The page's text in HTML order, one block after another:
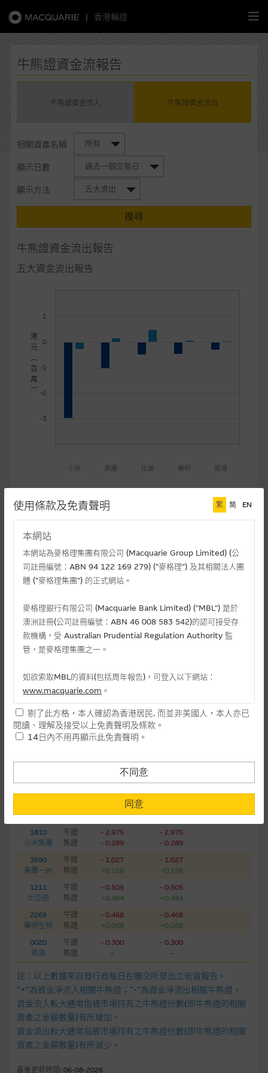
| 香港輪證
認股證
選股攻略
麥格理投資教室
牛熊證資金流報告
牛熊證資金流入 牛熊證資金流出
相關資產名稱 所有
顯示日數 過去一個交易日
顯示方法 五大流出
搜尋
牛熊證資金流出報告
五大資金流出報告
小米 美團 比迪 藥明 商湯
-3
-2
-1
0
1
港
元
︵
百
萬
︶
五大資金流出百分比
小米集團
美團－Ｗ
藥明生物
其他
相關資產 種類
資金流出總和
(百萬港元)
06-08-2026
麥格理輪證
1810
小米集團
牛證
熊證
- 2.975
- 0.289
- 2.975
- 0.289
3690
美團－Ｗ
牛證
熊證
- 1.027
+0.156
- 1.027
+0.156
1211
比亞迪
牛證
熊證
- 0.505
+0.484
- 0.505
+0.484
2269
藥明生物
牛證
熊證
- 0.468
+0.068
- 0.468
+0.068
0020
商湯
牛證
熊證
- 0.300
-
- 0.300
-
註：以上數據來自發行商每日在聯交所發出之街貨報告。
"+"為資金淨流入相關牛熊證；"-"為資金淨流出相關牛熊證。
資金流入較大通常指被市場持有之牛熊證份數(即牛熊證的相關
資產之金額數量)有所增加。
資金流出較大通常指被市場持有之牛熊證份數(即牛熊證的相關
資產之金額數量)有所減少。
最後更新時間: 06-08-2026
使用條款及免責聲明 繁 简 EN
本網站
本網站為麥格理集團有限公司 (Macquarie Group Limited) (公
司註冊編號：ABN 94 122 169 279) (”麥格理”) 及其相關法人團
體 (”麥格理集團”) 的正式網站。
麥格理銀行有限公司 (Macquarie Bank Limited) ("MBL") 是於
澳洲註冊(公司註冊編號：ABN 46 008 583 542)的認可接受存
款機構，受 Australian Prudential Regulation Authority 監
管，是麥格理集團之一。
如欲索取MBL的資料(包括周年報告)，可登入以下網站：
www.macquarie.com 。
本網站所載資料會隨時更改，而不作另行通知，如閣下欲取麥格
理的資料，可直接聯絡本集團職員。
民使用，並不提供或發售予美國人。本網站內容無意要約或唆使
閣下購買證券、基金單位或其他投資工具(不論在參考條款上或在
其他地方)，但清楚表明上述意圖的個別段落則屬例外。
提供網站內容的基準 – 使用時請考慮個人風險
網站內容來自我們在所示日期時認為可靠之來源，且均以真誠提
供。惟麥格理集團並無核實所有網站內容，故就閣下的目的而
言，網站內容可能未必完整或準確。麥格理集團不會，亦沒有義
務更新網站內容，或修正任何其後變為明顯失實之地方。網站內
容所載的意見、預測及其他資料可予更改或刪除，而毋須作出通
知。
任何指示價格報價、公開資料或分析是基於我們相信的假設及參
數而預備的，不構成我們提出的意見。所用假設及參數並非唯一
為準確、完整或合理。我們不作陳述，亦不保證任何所示的指示
表現或回報將來會實現。過去業績並不保證將來表現。網站內容
來自我們在所示日期時認為可靠之來源，且均以真誠提供，然
而，麥格理集團不作陳述，亦不保證網站內容在任何用途上均完
整、可靠、準確、合時或適合，亦不為資料的準確程度、完整性
及合時性負上責任，除非這是有關適用的的法律及/或法規所規
剔了此方格，本人確認為香港居民. 而並非美國人，本人亦已
閱讀、理解及接受以上免責聲明及條款。
14日內不用再顯示此免責聲明。
不同意
同意